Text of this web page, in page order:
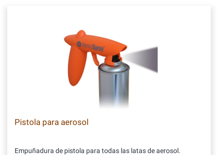
Pistola para aerosol
Empuñadura de pistola para todas las latas de aerosol.